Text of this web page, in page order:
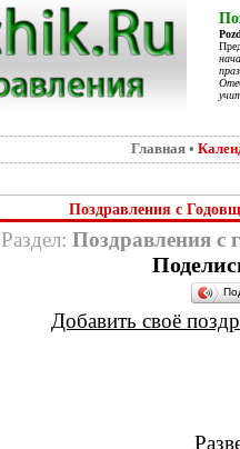
Главная •
Поздравления с
Раздел: Поздравления с
Добавить своё